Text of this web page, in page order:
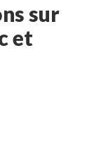
sur
et